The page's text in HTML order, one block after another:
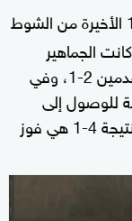
: "في الدقائق 15 الأخيرة من الشوط
الجماهير
صاخبة للغاية. بنهاية الشوط الأول، كنا متقدمين 2-1، وفي
للوصول إلى
نتيجة 3-1 بشكل أسرع، ولكن في النهاية، نتيجة 4-1 هي فوز
seconds